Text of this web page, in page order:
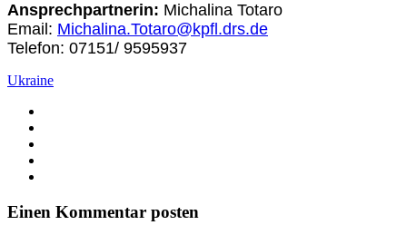
Ansprechpartnerin: Michalina Totaro
Email: Michalina.Totaro@kpfl.drs.de
Telefon: 07151/ 9595937
Ukraine
Einen Kommentar posten